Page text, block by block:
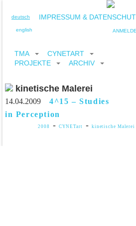
deutsch
english
IMPRESSUM &
TMA
CYNETART
PROJEKTE
ARCHIV
kinetische Malerei
14.04.2009 4^15 – Studies
in Perception
2008 - CYNETart - kinetische Malerei